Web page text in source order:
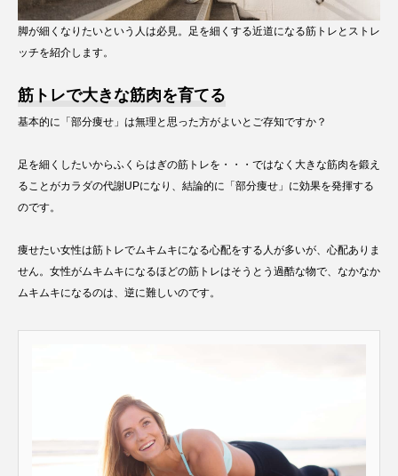
脚が細くなりたいという人は必見。足を細くする近道になる筋トレとストレ
ッチを紹介します。
筋トレで大きな筋肉を育てる
基本的に「部分痩せ」は無理と思った方がよいとご存知ですか？
足を細くしたいからふくらはぎの筋トレを・・・ではなく大きな筋肉を鍛え
ることがカラダの代謝UPになり、結論的に「部分痩せ」に効果を発揮する
のです。
痩せたい女性は筋トレでムキムキになる心配をする人が多いが、心配ありま
せん。女性がムキムキになるほどの筋トレはそうとう過酷な物で、なかなか
ムキムキになるのは、逆に難しいのです。